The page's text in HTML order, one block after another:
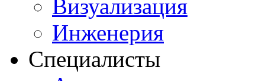
Визуализация
Инженерия
Специалисты